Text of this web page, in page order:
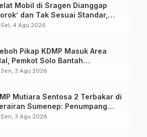
Mobil di Sragen Dianggap
dan Tak Sesuai Standar,
Kena Tilang
Sel, 4 Agu 2026
Pikap KDMP Masuk Area
Pemkot Solo Bantah
Kendaraan
Sen, 3 Agu 2026
Mutiara Sentosa 2 Terbakar di
Sumenep: Penumpang
ke Laut, Evakuasi Dramatis
Sen, 3 Agu 2026